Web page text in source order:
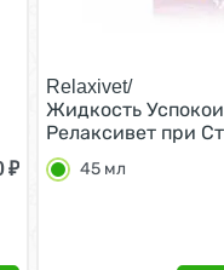
₽
Relaxivet/
Жидкость
Релаксивет при
Страхах и
и собак 45 мл
45 мл